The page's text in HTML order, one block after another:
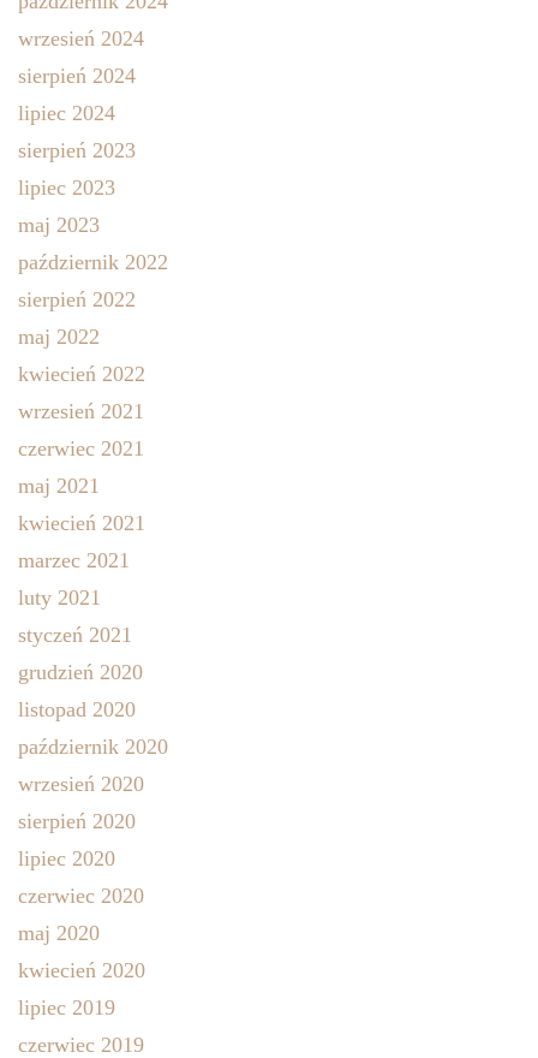
wrzesień 2024
sierpień 2024
lipiec 2024
sierpień 2023
lipiec 2023
maj 2023
październik 2022
sierpień 2022
maj 2022
kwiecień 2022
wrzesień 2021
czerwiec 2021
maj 2021
kwiecień 2021
marzec 2021
luty 2021
styczeń 2021
grudzień 2020
listopad 2020
październik 2020
wrzesień 2020
sierpień 2020
lipiec 2020
czerwiec 2020
maj 2020
kwiecień 2020
lipiec 2019
czerwiec 2019